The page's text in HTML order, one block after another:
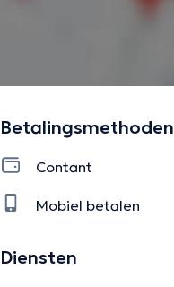
Betalingsmethoden
Contant
Mobiel betalen
Diensten